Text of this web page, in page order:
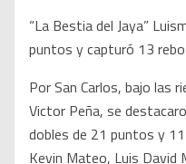
“La Bestia del Jaya”
puntos y capturó 13
Por San Carlos, bajo las
Victor Peña, se
dobles de 21 puntos y
Kevin Mateo, Luis David